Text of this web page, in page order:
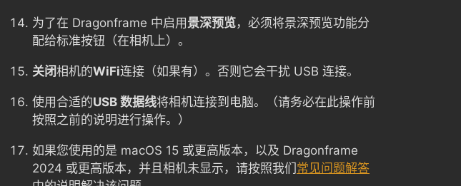
为了在 Dragonframe 中启用 景深预览，必须将景深预览功能分
配给标准按钮（在相机上）。
关闭相机的WiFi连接（如果有）。否则它会干扰 USB 连接。
使用合适的USB 数据线将相机连接到电脑。（请务必在此操作前
按照之前的说明进行操作。）
如果您使用的是 macOS 15 或更高版本，以及 Dragonframe
2024 或更高版本，并且相机未显示，请按照我们 常见问题解答